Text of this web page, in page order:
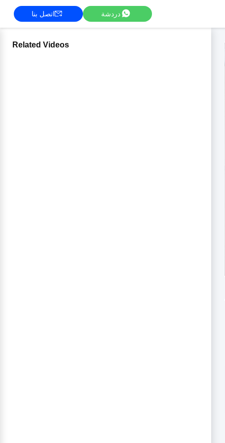
دردشة اتصل بنا
Related Videos